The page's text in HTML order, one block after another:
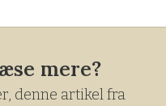
ikke så meget
mere?
denne artikel fra